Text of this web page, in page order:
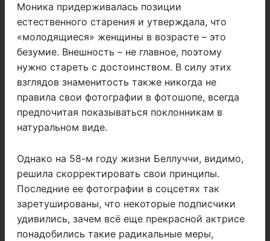
Моника придерживалась позиции
естественного старения и утверждала, что
«молодящиеся» женщины в возрасте – это
безумие. Внешность – не главное, поэтому
нужно стареть с достоинством. В силу этих
взглядов знаменитость также никогда не
правила свои фотографии в фотошопе, всегда
предпочитая показываться поклонникам в
натуральном виде.
Однако на 58-м году жизни Беллуччи, видимо,
решила скорректировать свои принципы.
Последние ее фотографии в соцсетях так
заретушированы, что некоторые подписчики
удивились, зачем всё еще прекрасной актрисе
понадобились такие радикальные меры,